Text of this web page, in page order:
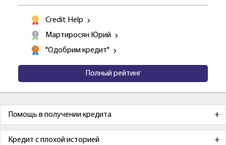
Credit Help
Мартиросян Юрий
"Одобрим кредит"
Полный рейтинг
Помощь в получении кредита
Кредит с плохой историей